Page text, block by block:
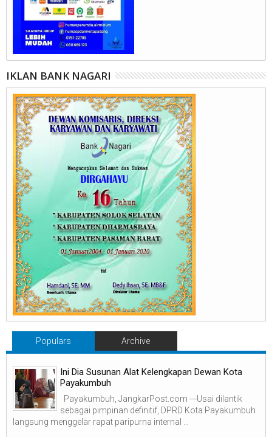
IKLAN BANK NAGARI
Populars Archive
Ini Dia Susunan Alat Kelengkapan Dewan Kota
Payakumbuh
Payakumbuh, JangkarPost.com ---Usai dilantik
sebagai pimpinan definitif, DPRD Kota Payakumbuh
langsung menggelar rapat paripurna internal ...